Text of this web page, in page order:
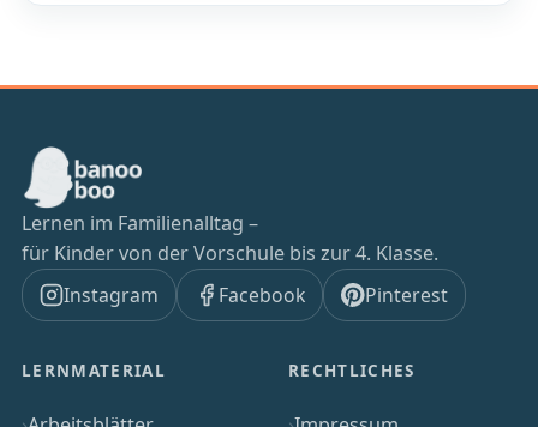
Lernen im Familienalltag –
für Kinder von der Vorschule bis zur 4. Klasse.
Instagram
Facebook Pinterest
LERNMATERIAL RECHTLICHES